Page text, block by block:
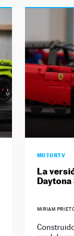
MOTORTV
La
Daytona
MIRIAM